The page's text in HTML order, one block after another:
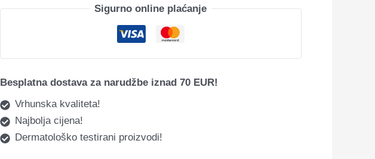
Sigurno online plaćanje
Besplatna dostava za narudžbe iznad 70 EUR!
Vrhunska kvaliteta!
Najbolja cijena!
Dermatološko testirani proizvodi!